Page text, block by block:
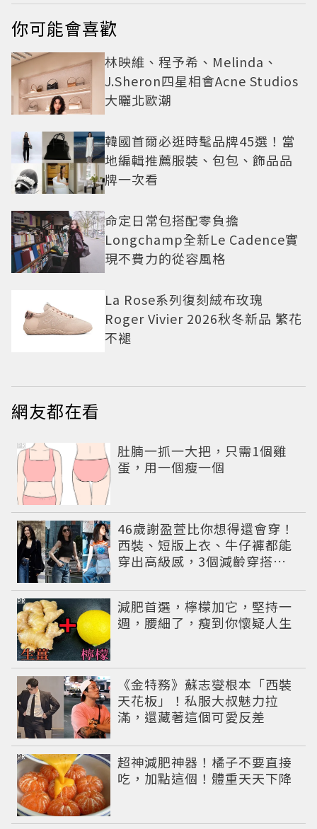
你可能會喜歡
林映維、程予希、Melinda、
J.Sheron四星相會Acne Studios
大曬北歐潮
韓國首爾必逛時髦品牌45選！當
地編輯推薦服裝、包包、飾品品
牌一次看
命定日常包搭配零負擔
Longchamp全新Le Cadence實
現不費力的從容風格
La Rose系列復刻絨布玫瑰
Roger Vivier 2026秋冬新品 繁花
不褪
網友都在看
肚腩一抓一大把，只需1個雞
蛋，用一個瘦一個
PR
46歲謝盈萱比你想得還會穿！
西裝、短版上衣、牛仔褲都能
穿出高級感，3個減齡穿搭公
減肥首選，檸檬加它，堅持一
週，腰細了，瘦到你懷疑人生
PR
《金特務》蘇志燮根本「西裝
天花板」！私服大叔魅力拉
滿，還藏著這個可愛反差
超神減肥神器！橘子不要直接
吃，加點這個！體重天天下降
PR